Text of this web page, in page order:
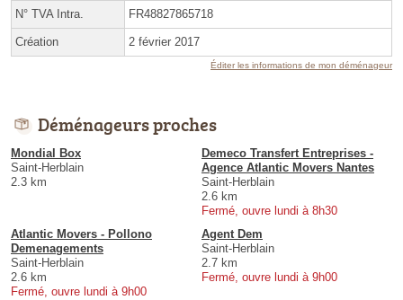
N° TVA Intra. FR48827865718
Création 2 février 2017
Éditer les informations de mon déménageur
Déménageurs proches
Mondial Box
Saint-Herblain
2.3 km
Demeco Transfert Entreprises -
Agence Atlantic Movers Nantes
Saint-Herblain
2.6 km
Fermé, ouvre lundi à 8h30
Atlantic Movers - Pollono
Demenagements
Saint-Herblain
2.6 km
Fermé, ouvre lundi à 9h00
Agent Dem
Saint-Herblain
2.7 km
Fermé, ouvre lundi à 9h00